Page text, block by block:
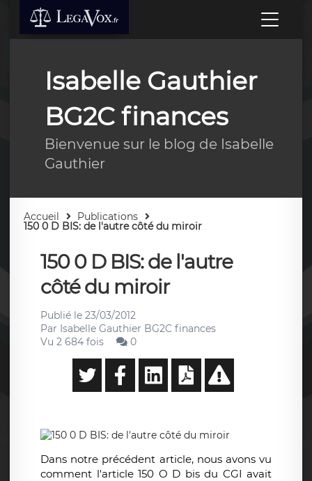
Isabelle Gauthier
BG2C finances
Bienvenue sur le blog de Isabelle
Gauthier
Accueil Publications
150 0 D BIS: de l'autre côté du miroir
150 0 D BIS: de l'autre
côté du miroir
Publié le 23/03/2012
Par Isabelle Gauthier BG2C finances
Vu 2 684 fois
0
Dans notre précédent article, nous avons vu
comment l'article 150 O D bis du CGI avait